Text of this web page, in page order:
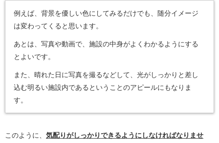
例えば、背景を優しい色にしてみるだけでも、随分イメージ
は変わってくると思います。
あとは、写真や動画で、施設の中身がよくわかるようにする
とよいです。
また、晴れた日に写真を撮るなどして、光がしっかりと差し
込む明るい施設内であるということのアピールにもなりま
す。
このように、 気配りがしっかりできるようにしなければなりませ